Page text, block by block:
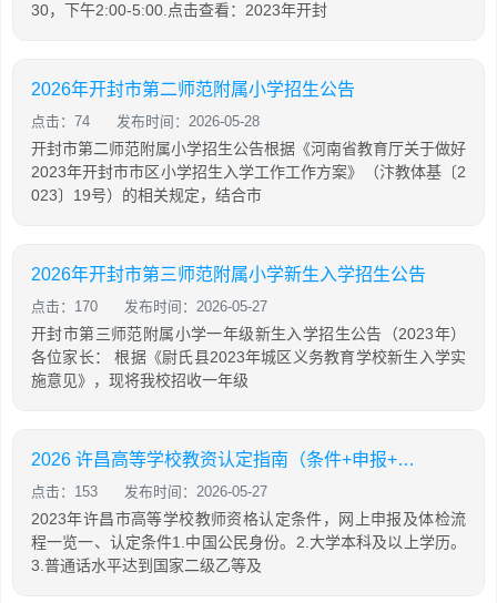
30，下午2:00-5:00.点击查看：2023年开封
2026年开封市第二师范附属小学招生公告
点击：74 发布时间：2026-05-28
开封市第二师范附属小学招生公告根据《河南省教育厅关于做好
2023年开封市市区小学招生入学工作工作方案》（汴教体基〔2
023〕19号）的相关规定，结合市
2026年开封市第三师范附属小学新生入学招生公告
点击：170 发布时间：2026-05-27
开封市第三师范附属小学一年级新生入学招生公告（2023年）
各位家长： 根据《尉氏县2023年城区义务教育学校新生入学实
施意见》，现将我校招收一年级
2026 许昌高等学校教资认定指南（条件+申报+体检）
点击：153 发布时间：2026-05-27
2023年许昌市高等学校教师资格认定条件，网上申报及体检流
程一览一、认定条件1.中国公民身份。2.大学本科及以上学历。
3.普通话水平达到国家二级乙等及